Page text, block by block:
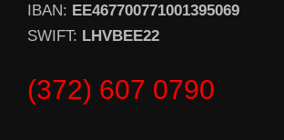
IBAN: EE467700771001395069
SWIFT: LHVBEE22
(372) 607 0790